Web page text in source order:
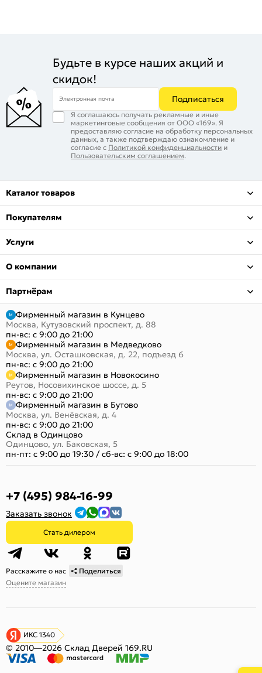
Будьте в курсе наших акций и
скидок!
Электронная почта Подписаться
Я соглашаюсь получать рекламные и иные
маркетинговые сообщения от ООО «169». Я
предоставляю согласие на обработку персональных
данных, а также подтверждаю ознакомление и
согласие с Политикой конфиденциальности и
Пользовательским соглашением.
Каталог товаров
Покупателям
Услуги
О компании
Партнёрам
Фирменный магазин в Кунцево
Москва, Кутузовский проспект, д. 88
пн-вс: с 9:00 до 21:00
Фирменный магазин в Медведково
Москва, ул. Осташковская, д. 22, подъезд 6
пн-вс: с 9:00 до 21:00
Фирменный магазин в Новокосино
Реутов, Носовихинское шоссе, д. 5
пн-вс: с 9:00 до 21:00
Фирменный магазин в Бутово
Москва, ул. Венёвская, д. 4
пн-вс: с 9:00 до 21:00
Склад в Одинцово
Одинцово, ул. Баковская, 5
пн-пт: с 9:00 до 19:30 /сб-вс: с 9:00 до 18:00
+7 (495) 984-16-99
Заказать звонок
Стать дилером
Расскажите о нас
Поделиться
Оцените магазин
ИКС 1340
© 2010—2026 Склад Дверей 169.RU